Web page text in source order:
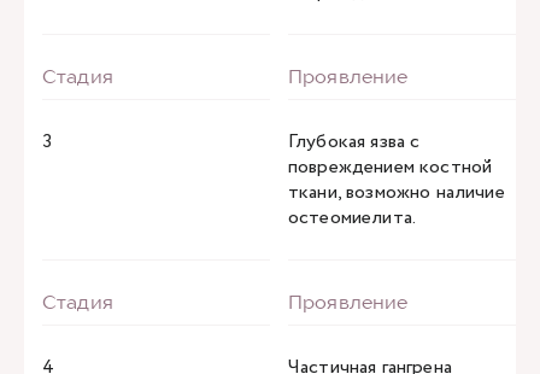
3
Глубокая язва с
повреждением костной
ткани, возможно наличие
остеомиелита.
4
Частичная гангрена